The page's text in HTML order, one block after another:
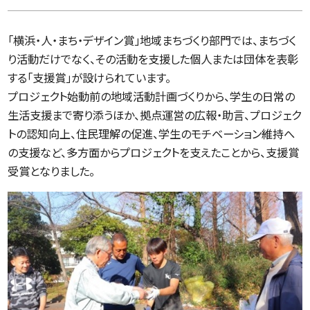
「横浜・人・まち・デザイン賞」地域まちづくり部門では、まちづく
り活動だけでなく、その活動を支援した個人または団体を表彰
する「支援賞」が設けられています。
プロジェクト始動前の地域活動計画づくりから、学生の日常の
生活支援まで寄り添うほか、拠点運営の広報・助言、プロジェク
トの認知向上、住民理解の促進、学生のモチベーション維持へ
の支援など、多方面からプロジェクトを支えたことから、支援賞
受賞となりました。